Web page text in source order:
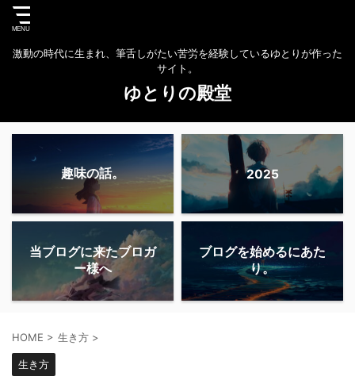
激動の時代に生まれ、筆舌しがたい苦労を経験しているゆとりが作った
サイト。
ゆとりの殿堂
趣味の話。 2025
当ブログに来たブロガ
ー様へ
ブログを始めるにあた
り。
HOME > 生き方 >
生き方